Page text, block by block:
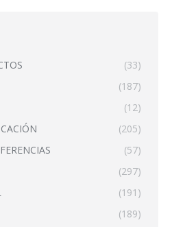
(33)
(187)
(12)
(205)
(57)
(297)
(191)
(189)